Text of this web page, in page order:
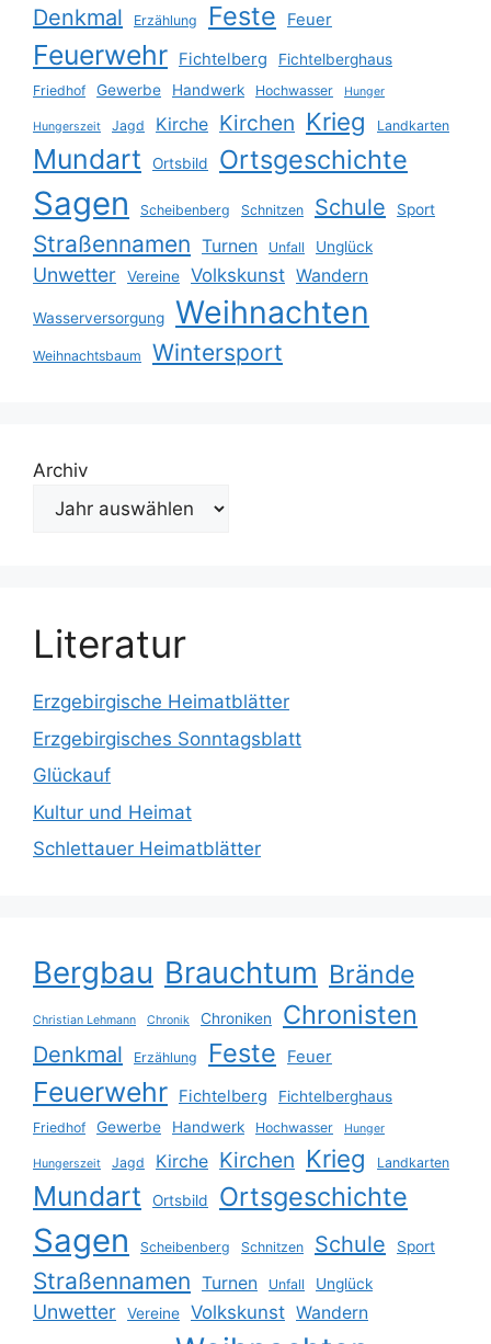
Denkmal Erzählung Feste Feuer
Feuerwehr Fichtelberg Fichtelberghaus
Friedhof Gewerbe Handwerk Hochwasser Hunger
Hungerszeit Jagd Kirche Kirchen Krieg Landkarten
Mundart Ortsbild Ortsgeschichte
Sagen Scheibenberg Schnitzen Schule Sport
Straßennamen Turnen Unfall Unglück
Unwetter Vereine Volkskunst Wandern
Wasserversorgung Weihnachten
Weihnachtsbaum Wintersport
Archiv
Literatur
Erzgebirgische Heimatblätter
Erzgebirgisches Sonntagsblatt
Glückauf
Kultur und Heimat
Schlettauer Heimatblätter
Bergbau Brauchtum Brände
Christian Lehmann Chronik Chroniken Chronisten
Denkmal Erzählung Feste Feuer
Feuerwehr Fichtelberg Fichtelberghaus
Friedhof Gewerbe Handwerk Hochwasser Hunger
Hungerszeit Jagd Kirche Kirchen Krieg Landkarten
Mundart Ortsbild Ortsgeschichte
Sagen Scheibenberg Schnitzen Schule Sport
Straßennamen Turnen Unfall Unglück
Unwetter Vereine Volkskunst Wandern